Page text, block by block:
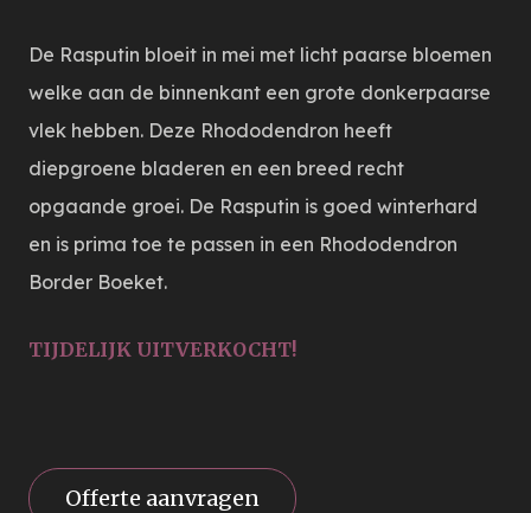
De Rasputin bloeit in mei met licht paarse bloemen
welke aan de binnenkant een grote donkerpaarse
vlek hebben. Deze Rhododendron heeft
diepgroene bladeren en een breed recht
opgaande groei. De Rasputin is goed winterhard
en is prima toe te passen in een Rhododendron
Border Boeket.
TIJDELIJK UITVERKOCHT!
Offerte aanvragen